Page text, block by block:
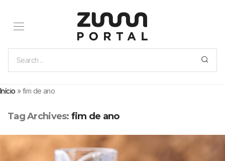
Início »fim de ano
Tag Archives: fim de ano